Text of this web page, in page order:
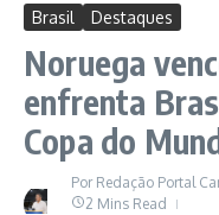
Brasil Destaques
Noruega
enfrenta
Copa do
Por Redação Portal
2 Mins Read